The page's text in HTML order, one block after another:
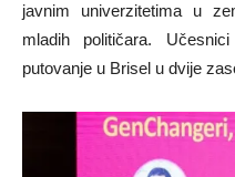
javnim univerzitetima u
mladih političara.
putovanje u Brisel u dvije